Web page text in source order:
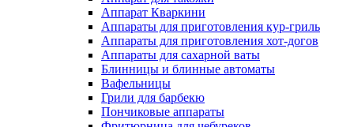
Аппарат Кваркини
Аппараты для приготовления кур-гриль
Аппараты для приготовления хот-догов
Аппараты для сахарной ваты
Блинницы и блинные автоматы
Вафельницы
Грили для барбекю
Пончиковые аппараты